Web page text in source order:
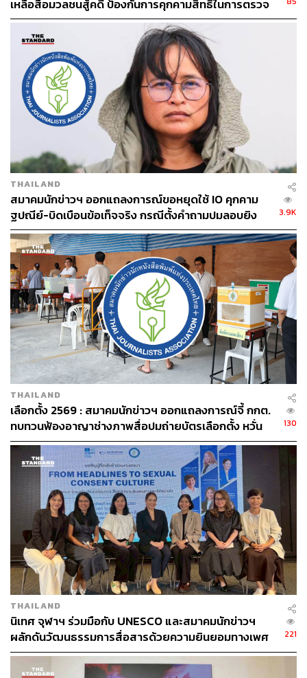
เหลือสื่อมวลชนสู้คดี ป้องกันการคุกคามสิทธิในการตรวจ
สอบข้อเท็จจริง
THAILAND
สมาคมนักข่าวฯ ออกแถลงการณ์ขอหยุดใช้ IO คุกคาม
ฐปณีย์-บิดเบือนข้อเท็จจริง กรณีตั้งคำถามปมลอบยิง
สส.กมลศักดิ์
3.9K
THAILAND
เลือกตั้ง 2569 : สมาคมนักข่าวฯ ออกแถลงการณ์จี้ กกต.
ทบทวนฟ้องอาญาช่างภาพสื่อปมถ่ายบัตรเลือกตั้ง หวั่น
สร้างบรรยากาศหวาดกลัว-กระทบเสรีภาพ
130
THAILAND
นิเทศ จุฬาฯ ร่วมมือกับ UNESCO และสมาคมนักข่าวฯ
ผลักดันวัฒนธรรมการสื่อสารด้วยความยินยอมทางเพศ
ยุติการรายงานข่าวแบบโทษเหยื่อ
221